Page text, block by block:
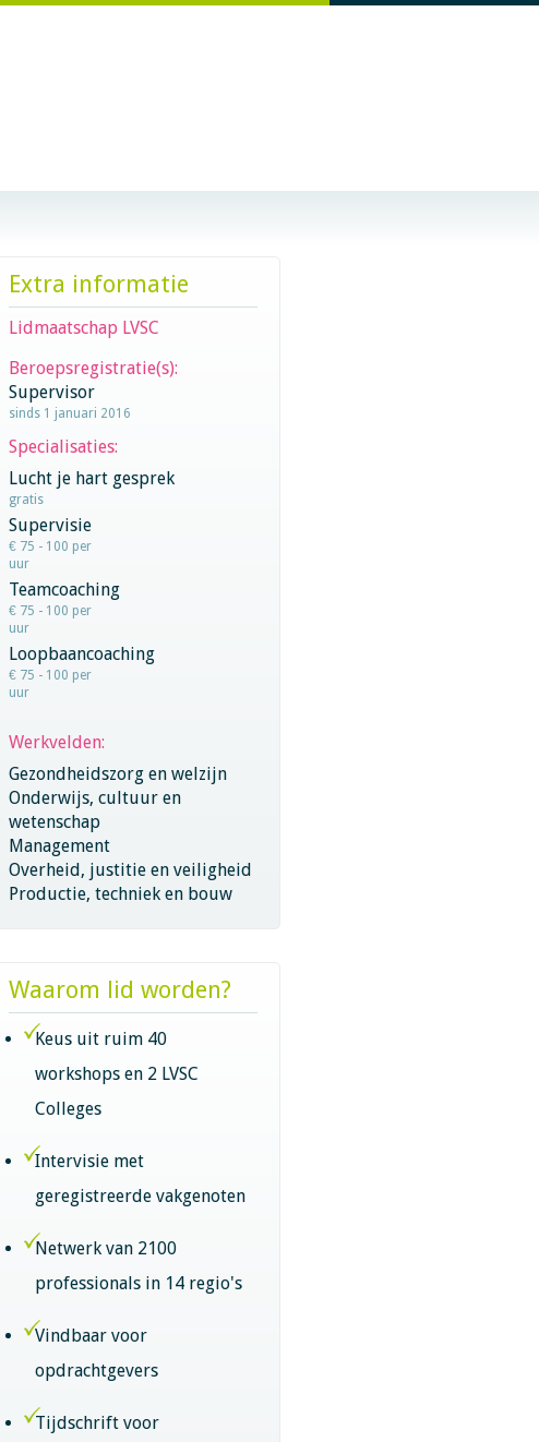
Extra informatie
Lidmaatschap LVSC
Beroepsregistratie(s):
Supervisor
sinds 1 januari 2016
Specialisaties:
Lucht je hart gesprek
gratis
Supervisie
€ 75 - 100 per
uur
Teamcoaching
€ 75 - 100 per
uur
Loopbaancoaching
€ 75 - 100 per
uur
Werkvelden:
Gezondheidszorg en welzijn
Onderwijs, cultuur en
wetenschap
Management
Overheid, justitie en veiligheid
Productie, techniek en bouw
Waarom lid worden?
Keus uit ruim 40
workshops en 2 LVSC
Colleges
Intervisie met
geregistreerde vakgenoten
Netwerk van 2100
professionals in 14 regio's
Vindbaar voor
opdrachtgevers
Tijdschrift voor